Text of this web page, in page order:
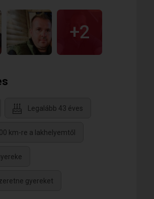
+2
Legalább 43 éves
km-re a lakhelyemtől
gyereket